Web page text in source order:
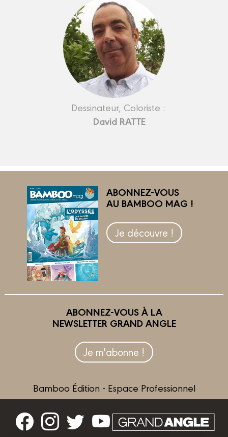
Dessinateur, Coloriste :
David RATTE
ABONNEZ-VOUS
AU BAMBOO MAG !
Je découvre !
ABONNEZ-VOUS À LA
NEWSLETTER GRAND ANGLE
Je m'abonne !
Bamboo Édition - Espace Professionnel